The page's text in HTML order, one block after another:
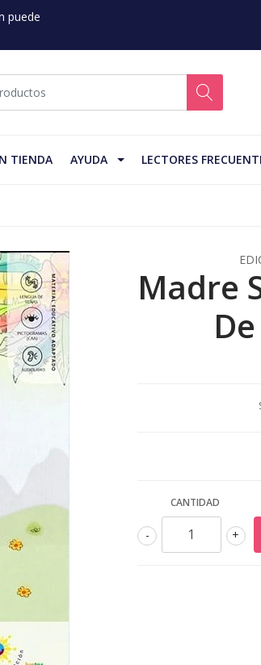
puede
TIENDA AYUDA LECTORES
Madre
CANTIDAD
+
-